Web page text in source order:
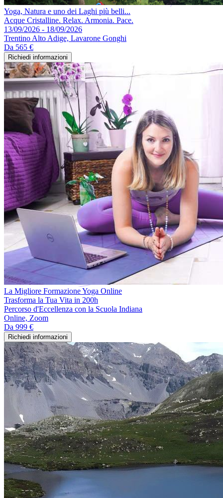
Yoga, Natura e uno dei Laghi più belli...
Acque Cristalline. Relax. Armonia. Pace.
13/09/2026 - 18/09/2026
Trentino Alto Adige, Lavarone Gonghi
Da 565 €
Richiedi informazioni
La Migliore Formazione Yoga Online
Trasforma la Tua Vita in 200h
Percorso d'Eccellenza con la Scuola Indiana
Online, Zoom
Da 999 €
Richiedi informazioni